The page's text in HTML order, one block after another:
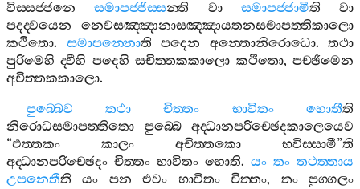
විස‍්සජ‍්ජනෙ
සමාපජ‍්ජිස‍්සන‍්ති වා සමාපජ‍්ජාමීති
වා
පදද‍්වයෙන
නෙවසඤ‍්ඤානාසඤ‍්ඤායතනසමාපත‍්තිකාලො
කථිතො. සමාපන‍්නොති පදෙන අන‍්තොනිරොධො. තථා
පුරිමෙහි ද‍්වීහි පදෙහි සචිත‍්තකකාලො කථිතො,පච‍්ඡිමෙන
අචිත‍්තකකාලො.
පුබ‍්බෙව
තථා චිත‍්තං භාවිතං හොතීති
නිරොධසමාපත‍්තිතො
පුබ‍්බෙ
අද‍්ධානපරිච‍්ඡෙදකාලෙයෙව
“එත‍්තකං කාලං අචිත‍්තකො භවිස‍්සාමී”ති
අද‍්ධානපරිච‍්ඡෙදං චිත‍්තං භාවිතං හොති. යං තං තථත‍්තාය
උපනෙතීති යං පන එවං භාවිතං චිත‍්තං, තං
පුග‍්ගලං